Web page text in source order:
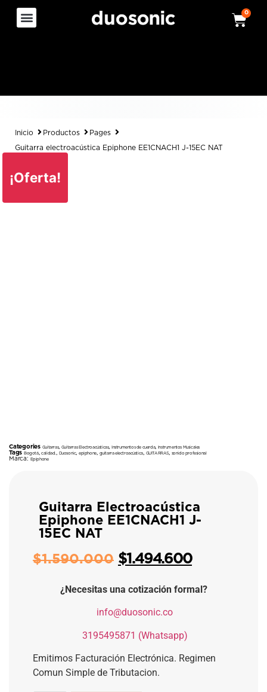
0
Inicio Productos Pages
Guitarra electroacústica Epiphone EE1CNACH1 J-15EC NAT
¡Oferta!
Categories Guitarras, Guitarras Electroacústicas,Instrumentos de cuerda, Instrumentos Musicales
Tags Bogotá,calidad. Duosonic,epiphone, guitarra electroacústica, GUITARRAS, sonido profesional
Marca: Epiphone
Guitarra Electroacústica
Epiphone EE1CNACH1 J-
15EC NAT
$1.590.000 $1.494.600
¿Necesitas una cotización formal?
info@duosonic.co
3195495871 (Whatsapp)
Emitimos Facturación Electrónica. Regimen
Comun Simple de Tributacion.